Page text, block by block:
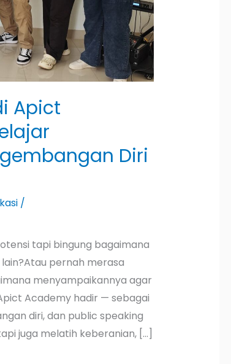
Apict
Diri
/
tapi bingung bagaimana
pernah merasa
menyampaikannya agar
Academy hadir — sebagai
diri, dan public speaking
juga melatih keberanian, […]